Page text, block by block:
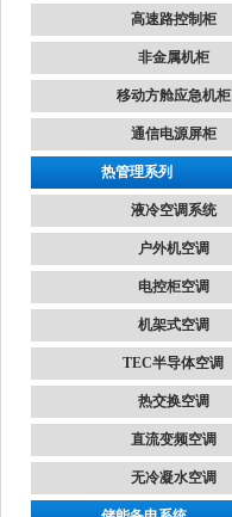
高速路控制柜
非金属机柜
移动方舱应急机柜
通信电源屏柜
热管理系列
液冷空调系统
户外机空调
电控柜空调
机架式空调
TEC半导体空调
热交换空调
直流变频空调
无冷凝水空调